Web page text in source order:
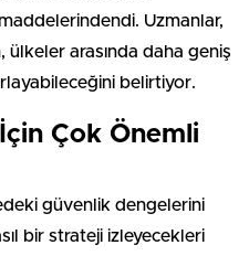
Uzmanlar,
arasında daha geniş
belirtiyor.
Çok Önemli
güvenlik dengelerini
bir strateji izleyecekleri